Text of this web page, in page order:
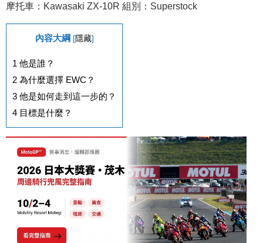
摩托車：Kawasaki ZX-10R 組別：Superstock
內容大綱 [隱藏]
1 他是誰？
2 為什麼選擇 EWC？
3 他是如何走到這一步的？
4 目標是什麼？